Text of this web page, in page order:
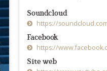
Soundcloud
https://
Facebook
https://
Site web